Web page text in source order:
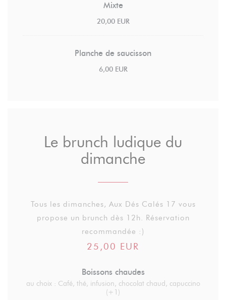
Mixte
20,00 EUR
Planche de saucisson
6,00 EUR
Le brunch ludique du
dimanche
Tous les dimanches, Aux Dés Calés 17 vous
propose un brunch dès 12h. Réservation
recommandée :)
25,00 EUR
Boissons chaudes
au choix : Café, thé, infusion, chocolat chaud, capuccino
(+1)